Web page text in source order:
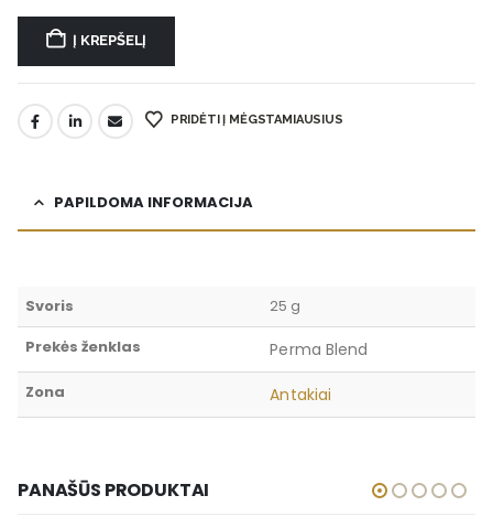
Į KREPŠELĮ
PRIDĖTI Į MĖGSTAMIAUSIUS
PAPILDOMA INFORMACIJA
Svoris
25 g
Prekės ženklas
Perma Blend
Zona Antakiai
PANAŠŪS PRODUKTAI